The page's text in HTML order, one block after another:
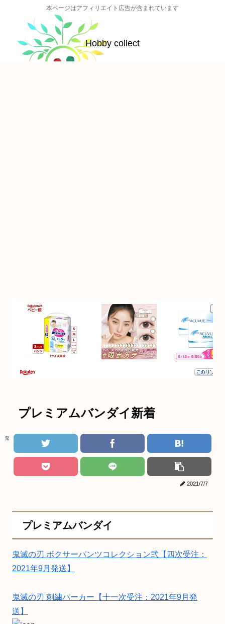
本ページはアフィリエイト広告が含まれています
Hobby collect
プレミアムバンダイ新着
鬼滅の刃
2021/7/7
プレミアムバンダイ
鬼滅の刃 ボクサーパンツコレクション弐【四次受注：
2021年9月発送】
鬼滅の刃 刺繍パーカー【十一次受注：2021年9月発
送】